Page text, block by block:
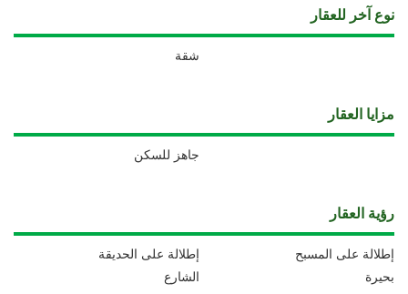
نوع آخر للعقار
شقة
مزايا العقار
جاهز للسكن
رؤية العقار
إطلالة على الحديقة
إطلالة على المسبح
الشارع
بحيرة